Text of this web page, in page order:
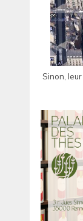
Sinon, leur